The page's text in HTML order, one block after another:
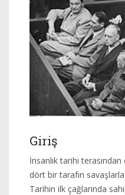
Giriş
İnsanlık tarihi
dört bir tarafın
Tarihin ilk çağlarında